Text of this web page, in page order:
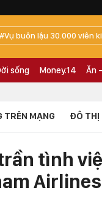
Vụ buôn lậu 30.000 viên
sống Money.14 Ăn
TRÊN MẠNG ĐÔ THỊ
tình
Airlines